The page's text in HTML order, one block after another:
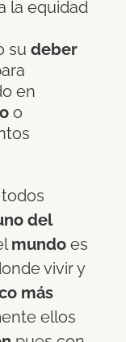
la equidad
su deber
en
o
del
mundoes
vivir y
más
ellos